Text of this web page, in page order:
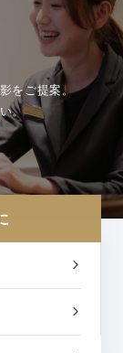
をご提案。
。